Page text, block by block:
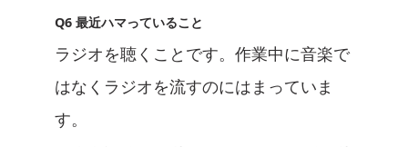
Q6 最近ハマっていること
ラジオを聴くことです。作業中に音楽で
はなくラジオを流すのにはまっていま
す。